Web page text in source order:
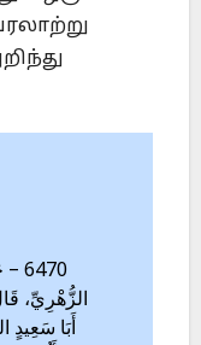
الزُّهْرِيِّ،
أَبَا سَعِيدٍ